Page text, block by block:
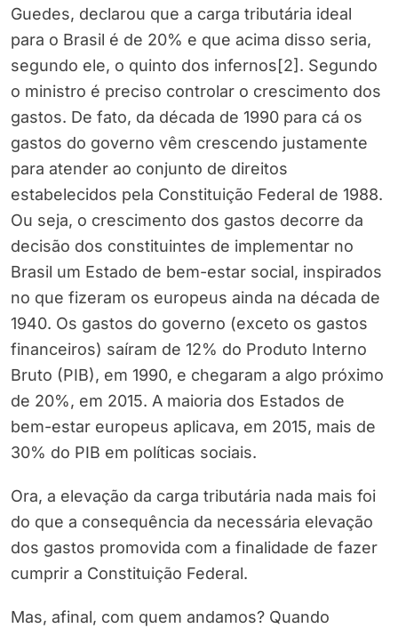
Guedes, declarou que a carga tributária ideal
para o Brasil é de 20% e que acima disso seria,
segundo ele, o quinto dos infernos[2]. Segundo
o ministro é preciso controlar o crescimento dos
gastos. De fato, da década de 1990 para cá os
gastos do governo vêm crescendo justamente
para atender ao conjunto de direitos
estabelecidos pela Constituição Federal de 1988.
Ou seja, o crescimento dos gastos decorre da
decisão dos constituintes de implementar no
Brasil um Estado de bem-estar social, inspirados
no que fizeram os europeus ainda na década de
1940. Os gastos do governo (exceto os gastos
financeiros) saíram de 12% do Produto Interno
Bruto (PIB), em 1990, e chegaram a algo próximo
de 20%, em 2015. A maioria dos Estados de
bem-estar europeus aplicava, em 2015, mais de
30% do PIB em políticas sociais.
Ora, a elevação da carga tributária nada mais foi
do que a consequência da necessária elevação
dos gastos promovida com a finalidade de fazer
cumprir a Constituição Federal.
Mas, afinal, com quem andamos? Quando